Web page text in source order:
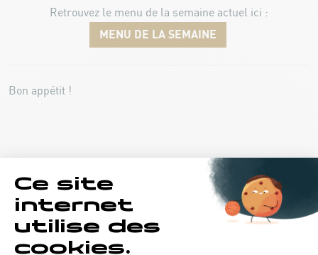
Retrouvez le menu de la semaine actuel ici :
MENU DE LA SEMAINE
Bon appétit !